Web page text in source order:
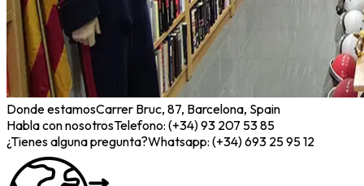
Donde estamosCarrer Bruc, 87, Barcelona, Spain
Habla con nosotrosTelefono: (+34) 93 207 53 85
¿Tienes alguna pregunta?Whatsapp: (+34) 693 25 95 12